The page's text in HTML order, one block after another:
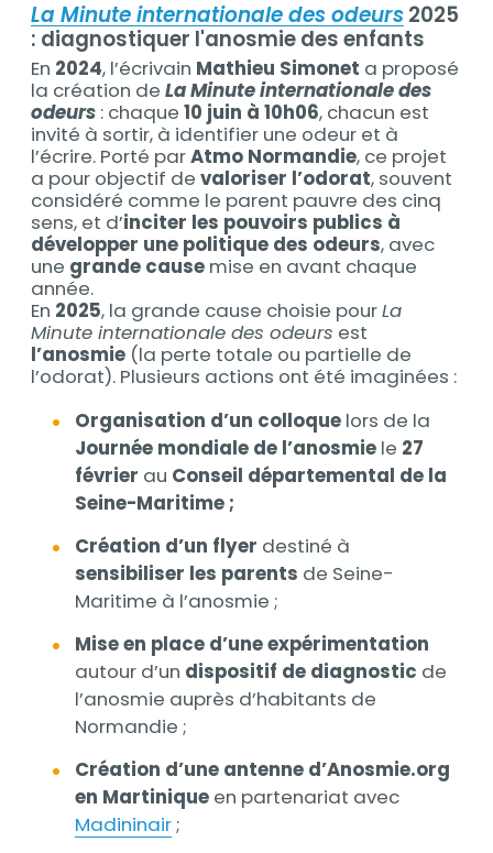
La Minute internationale des odeurs2025
: diagnostiquer l'anosmie des enfants
En 2024, l’écrivain Mathieu Simonet a proposé
la création de La Minute internationale des
odeurs: chaque 10 juin à 10h06, chacun est
invité à sortir, à identifier une odeur et à
l’écrire. Porté parAtmo Normandie, ce projet
a pour objectif de valoriser l’odorat, souvent
considéré comme le parent pauvre des cinq
sens, et d’inciter les pouvoirs publics à
développer une politique des odeurs, avec
une grande causemise en avant chaque
année.
En 2025, la grande cause choisie pourLa
Minute internationale des odeurs est
l’anosmie (la perte totale ou partielle de
l’odorat). Plusieurs actions ont été imaginées :
Organisation d’un colloquelors de la
Journée mondiale de l’anosmiele 27
février au Conseil départemental de la
Seine-Maritime ;
Création d’un flyer destiné à
sensibiliser les parents de Seine-
Maritime à l’anosmie ;
Mise en place d’une expérimentation
autour d’un dispositif de diagnostic de
l’anosmie auprès d’habitants de
Normandie ;
Création d’une antenne d’Anosmie.org
en Martinique en partenariat avec
Madininair;